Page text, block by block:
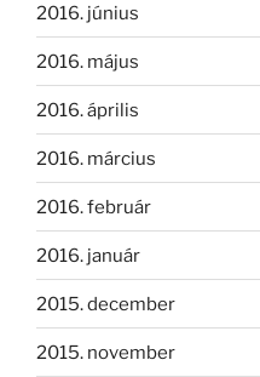
2016. június
2016. május
2016. április
2016. március
2016. február
2016. január
2015. december
2015. november